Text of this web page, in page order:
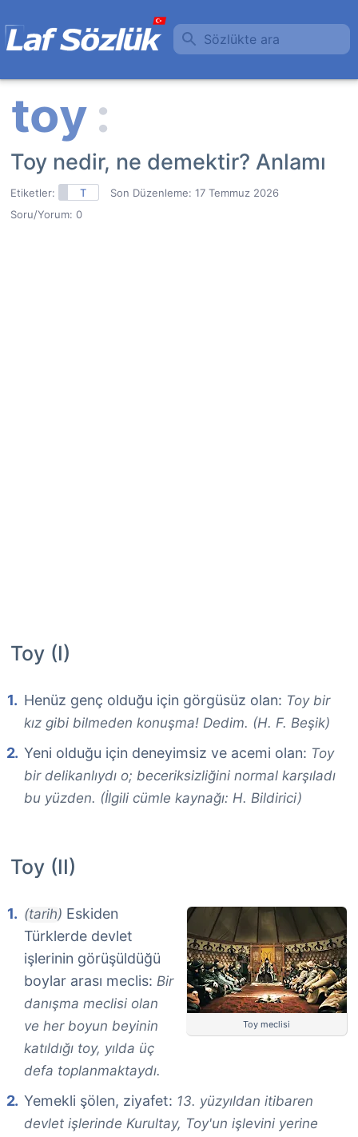
Sözlükte ara
Toy nedir, ne demektir? Anlamı
Etiketler: T Son Düzenleme: 17 Temmuz 2026
Soru/Yorum: 0
Toy (I)
Henüz genç olduğu için görgüsüz olan: Toy bir
kız gibi bilmeden konuşma! Dedim. (H. F. Beşik)
Yeni olduğu için deneyimsiz ve acemi olan: Toy
bir delikanlıydı o; beceriksizliğini normal karşıladı
bu yüzden. (İlgili cümle kaynağı: H. Bildirici)
Toy (II)
Toy meclisi
(tarih) Eskiden
Türklerde devlet
işlerinin görüşüldüğü
boylar arası meclis: Bir
danışma meclisi olan
ve her boyun beyinin
katıldığı toy, yılda üç
defa toplanmaktaydı.
Yemekli şölen, ziyafet: 13. yüzyıldan itibaren
devlet işlerinde Kurultay, Toy'un işlevini yerine